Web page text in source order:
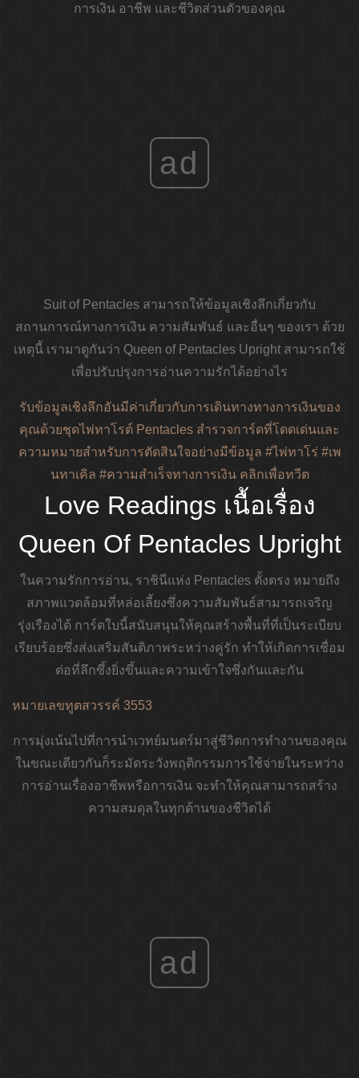
การเงิน อาชีพ และชีวิตส่วนตัวของคุณ
ad
Suit of Pentacles สามารถให้ข้อมูลเชิงลึกเกี่ยวกับ
สถานการณ์ทางการเงิน ความสัมพันธ์ และอื่นๆ ของเรา ด้วย
เหตุนี้ เรามาดูกันว่า Queen of Pentacles Upright สามารถใช้
เพื่อปรับปรุงการอ่านความรักได้อย่างไร
รับข้อมูลเชิงลึกอันมีค่าเกี่ยวกับการเดินทางทางการเงินของ
คุณด้วยชุดไพ่ทาโรต์ Pentacles สำรวจการ์ดที่โดดเด่นและ
ความหมายสำหรับการตัดสินใจอย่างมีข้อมูล #ไพ่ทาโร่ #เพ
นทาเคิล #ความสำเร็จทางการเงิน คลิกเพื่อทวีต
Love Readings เนื้อเรื่อง
Queen Of Pentacles Upright
ในความรักการอ่าน, ราชินีแห่ง Pentacles ตั้งตรง หมายถึง
สภาพแวดล้อมที่หล่อเลี้ยงซึ่งความสัมพันธ์สามารถเจริญ
รุ่งเรืองได้ การ์ดใบนี้สนับสนุนให้คุณสร้างพื้นที่ที่เป็นระเบียบ
เรียบร้อยซึ่งส่งเสริมสันติภาพระหว่างคู่รัก ทำให้เกิดการเชื่อม
ต่อที่ลึกซึ้งยิ่งขึ้นและความเข้าใจซึ่งกันและกัน
หมายเลขทูตสวรรค์ 3553
การมุ่งเน้นไปที่การนำเวทย์มนตร์มาสู่ชีวิตการทำงานของคุณ
ในขณะเดียวกันก็ระมัดระวังพฤติกรรมการใช้จ่ายในระหว่าง
การอ่านเรื่องอาชีพหรือการเงิน จะทำให้คุณสามารถสร้าง
ความสมดุลในทุกด้านของชีวิตได้
ad